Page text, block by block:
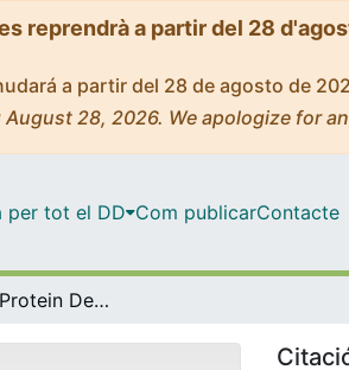
reprendrà a partir del 28
a partir del 28 de agosto de
28, 2026. We apologize for
per tot el DD Com publicarContacte
Syntheses of Protein Degraders and Compounds for Targeted Drug Release